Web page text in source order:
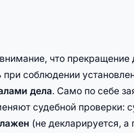
что
соблюдении
дела. Само по себе
судебной проверки:
(не декларируется,